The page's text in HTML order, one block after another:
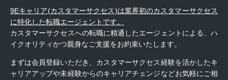
9Eキャリア(カスタマーサクセス)は業界初のカスタマーサクセス
に特化した転職エージェントです。
カスタマーサクセスへの転職に精通したエージェントによる、ハ
イクオリティかつ親身なご支援をお約束いたします。
まずは会員登録いただき、カスタマーサクセス経験を活かしたキ
ャリアアップや未経験からのキャリアチェンジなどお気軽にご相